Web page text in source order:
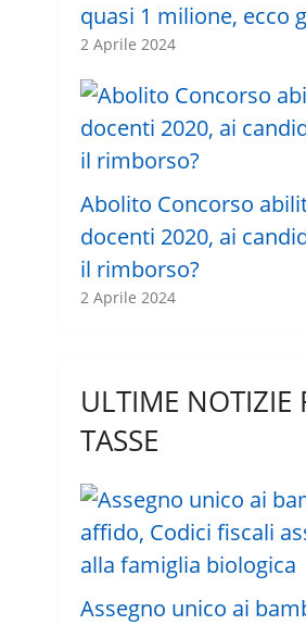
quasi 1 milione, ecco
2 Aprile 2024
Abolito Concorso
docenti 2020, ai
il rimborso?
2 Aprile 2024
ULTIME NOTIZIE
TASSE
Assegno unico ai